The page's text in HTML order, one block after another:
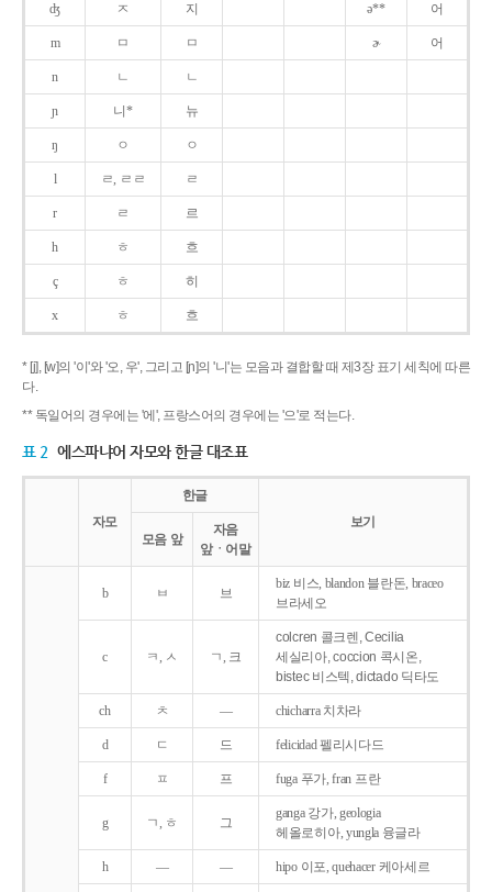
ʤ ㅈ 지 ə** 어
m ㅁ ㅁ ɚ 어
n ㄴ ㄴ
ɲ 니* 뉴
ŋ ㅇ ㅇ
l ㄹ, ㄹㄹ ㄹ
r ㄹ 르
h ㅎ 흐
ç ㅎ 히
x ㅎ 흐
* [j], [w]의 '이'와 '오, 우', 그리고 [ɲ]의 '니'는 모음과 결합할 때 제3장 표기 세칙에 따른
다.
** 독일어의 경우에는 '에', 프랑스어의 경우에는 '으'로 적는다.
표 2 에스파냐어 자모와 한글 대조표
자모
한글
보기
모음 앞
자음
앞ㆍ어말
b ㅂ 브
biz 비스, blandon 블란돈, braceo
브라세오
c ㅋ, ㅅ ㄱ, 크
colcren 콜크렌, Cecilia
세실리아, coccion 콕시온,
bistec 비스텍, dictado 딕타도
ch ㅊ ― chicharra 치차라
d ㄷ 드 felicidad 펠리시다드
f ㅍ 프 fuga 푸가, fran 프란
g ㄱ, ㅎ 그
ganga 강가, geologia
헤올로히아, yungla 융글라
h ― ― hipo 이포, quehacer 케아세르